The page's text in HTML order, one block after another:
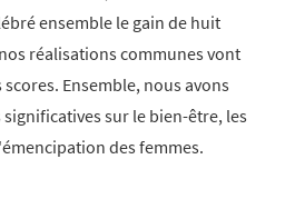
ensemble le gain de huit
réalisations communes vont
Ensemble, nous avons
sur le bien-être, les
des femmes.